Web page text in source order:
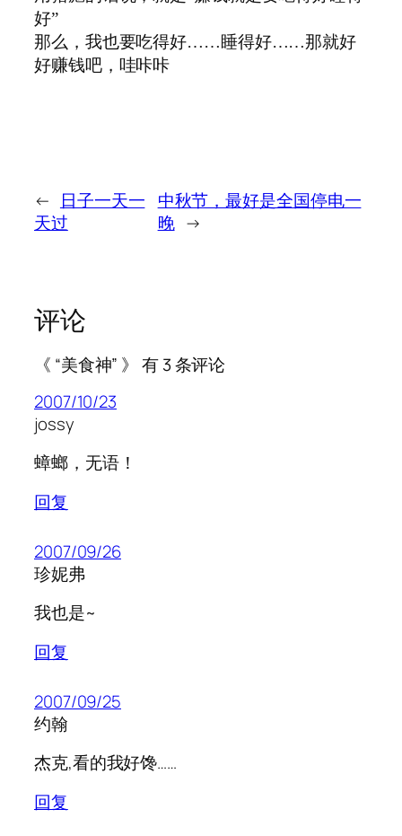
好”
那么，我也要吃得好……睡得好……那就好
好赚钱吧，哇咔咔
←
日子一天一
天过
中秋节，最好是全国停电一
晚 →
评论
《 “美食神” 》 有 3 条评论
2007/10/23
jossy
蟑螂，无语！
回复
2007/09/26
珍妮弗
我也是~
回复
2007/09/25
约翰
杰克,看的我好馋……
回复